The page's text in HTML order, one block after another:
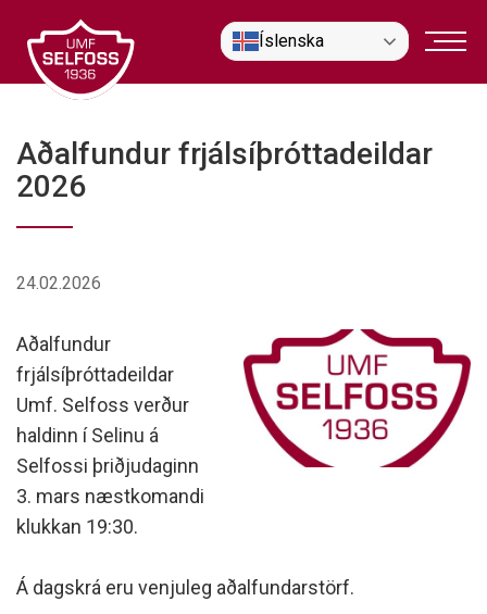
efni
Íslenska
Aðalfundur frjálsíþróttadeildar
2026
24.02.2026
Aðalfundur
frjálsíþróttadeildar
Umf. Selfoss verður
haldinn í Selinu á
Selfossi þriðjudaginn
3. mars næstkomandi
klukkan 19:30.
Á dagskrá eru venjuleg aðalfundarstörf.